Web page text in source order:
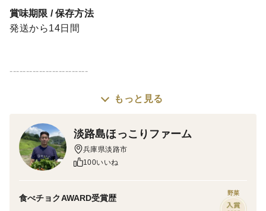
賞味期限 / 保存方法
発送から14日間
------------------------
＜味＞爽かなのに甘味もギュッ 生食でシャキシャキ
＜栽培のこだわり＞
有機肥料たっぷり 玉ねぎ専用の土壌でじっくり丁寧に
雨をもらって グッと大きくなってきています。
もっと見る
淡路島ほっこりファーム
兵庫県淡路市
100いいね
食べチョクAWARD受賞歴
野菜